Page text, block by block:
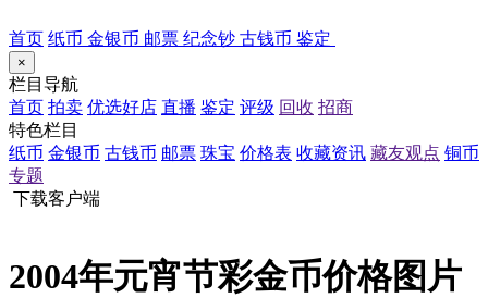
首页 纸币 金银币 邮票 纪念钞 古钱币 鉴定
×
栏目导航
首页 拍卖 优选好店 直播 鉴定 评级 回收 招商
特色栏目
纸币 金银币 古钱币 邮票 珠宝 价格表 收藏资讯 藏友观点 铜币
专题
下载客户端
2004年元宵节彩金币价格图片